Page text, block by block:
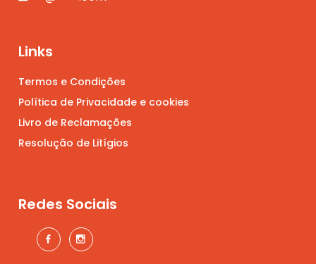
Links
Termos e Condições
Política de Privacidade e cookies
Livro de Reclamações
Resolução de Litígios
Redes Sociais